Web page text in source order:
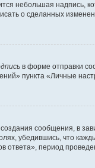
небольшая надпись,
о сделанных
в форме отправки
пункта «Личные
сообщения, в
убедившись, что
ответа», период